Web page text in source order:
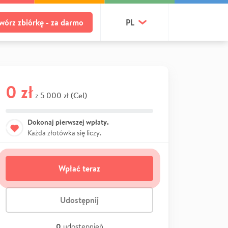
zbiórkę - za darmo PL
0 zł z 5 000 zł (Cel)
Dokonaj pierwszej wpłaty.
Każda złotówka się liczy.
Wpłać teraz
Udostępnij